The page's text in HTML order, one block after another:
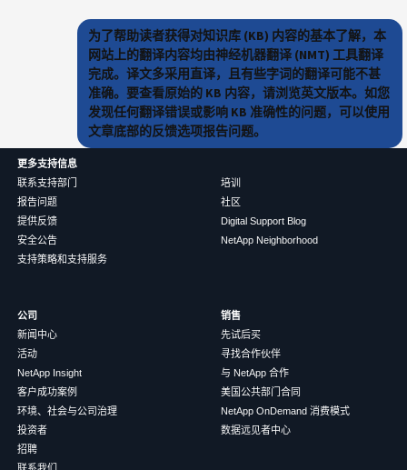
为了帮助读者获得对知识库 (KB) 内容的基本了解，本
网站上的翻译内容均由神经机器翻译 (NMT) 工具翻译
完成。译文多采用直译，且有些字词的翻译可能不甚
准确。要查看原始的 KB 内容，请浏览英文版本。如您
发现任何翻译错误或影响 KB 准确性的问题，可以使用
文章底部的反馈选项报告问题。
更多支持信息
联系支持部门
报告问题
提供反馈
安全公告
支持策略和支持服务
培训
社区
Digital Support Blog
NetApp Neighborhood
公司
新闻中心
活动
NetApp Insight
客户成功案例
环境、社会与公司治理
投资者
招聘
销售
先试后买
寻找合作伙伴
与 NetApp 合作
美国公共部门合同
NetApp OnDemand 消费模式
数据远见者中心